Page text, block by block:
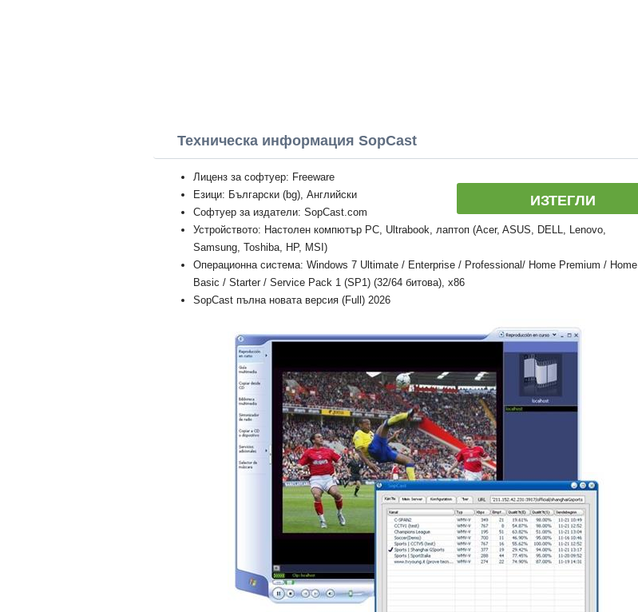
Техническа информация SopCast
ИЗТЕГЛИ
Лиценз за софтуер: Freeware
Езици: Български (bg), Английски
Софтуер за издатели: SopCast.com
Устройството: Настолен компютър PC, Ultrabook, лаптоп (Acer, ASUS, DELL, Lenovo,
Samsung, Toshiba, HP, MSI)
Операционна система: Windows 7 Ultimate / Enterprise / Professional/ Home Premium / Home
Basic / Starter / Service Pack 1 (SP1) (32/64 битова), x86
SopCast пълна новата версия (Full) 2026